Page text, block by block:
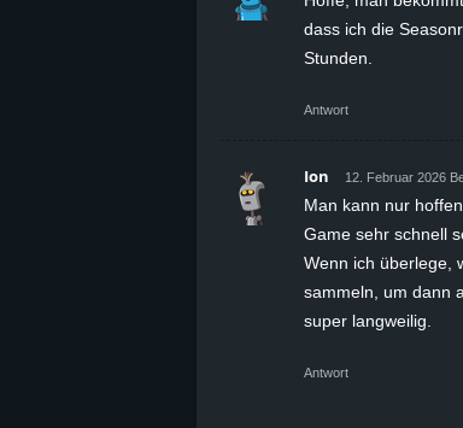
dass ich die
Stunden.
Antwort
Ion 12. Februar 2026
Man kann nur
Game sehr schnell
Wenn ich überlege,
sammeln, um dann
super langweilig.
Antwort